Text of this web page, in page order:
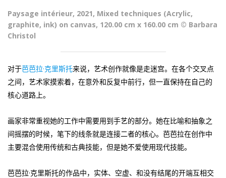
Paysage intérieur, 2021, Mixed techniques (Acrylic,
graphite, ink) on canvas, 120.00 cm x 160.00 cm © Barbara
Christol
对于芭芭拉·克里斯托来说，艺术创作就像是走迷宫。在各个交叉点
之间，艺术家摸索着，在意外和反复中前行，但一直保持在自己的
核心道路上。
画家非常重视她的工作中需要用到手艺的部分。她在比喻和抽象之
间摇摆的时候，笔下的线条就是连接二者的核心。芭芭拉在创作中
主要混合使用传统和古典技能，但是她不爱使用现代技能。
芭芭拉·克里斯托的作品中，实体、空虚、和没有结尾的开端互相交